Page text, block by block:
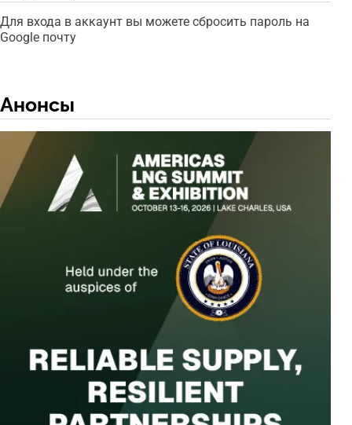
Для входа в аккаунт вы можете сбросить пароль на
Google почту
Анонсы